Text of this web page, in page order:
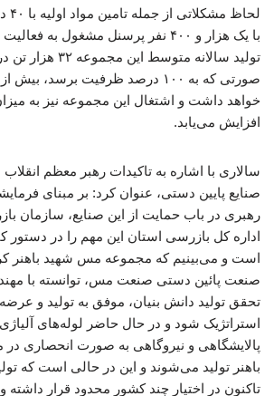
با یک هزار و ۴۰۰ نفر پرسنل مشغول به
تولید سالانه متوسط
خواهد داشت و اشتغال این مجموعه نیز به
افزایش می‌یابد.
سالاری با اشاره به تاکیدات رهبر معظم
صنایع پایین دستی، عنوان کرد: بر مبنای
رهبری در باب حمایت از این صنایع، سازمان
اداره کل بازرسی استان این مهم را در دستور
است و می‌بینیم که مجموعه مس شهید باهنر
صنعت پائین دستی صنعت مس، توانسته با
تحقق تولید دانش بنیان، موفق به تولید و
استراتژیک شود و در حال حاضر لوله‌های
پالایشگاهی و نیروگاهی به صورت انحصاری
باهنر تولید می‌شوند و این در حالی است که
تاکنون در اختیار چند کشور محدود قرار